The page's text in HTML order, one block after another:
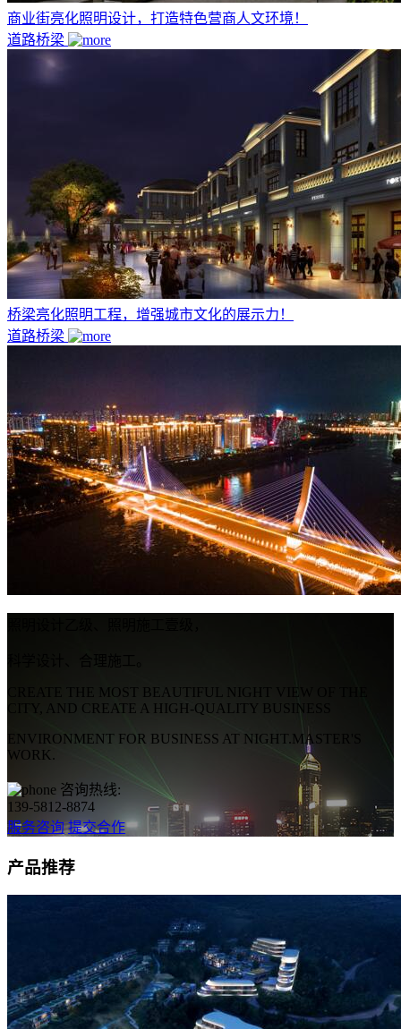
商业街亮化照明设计，打造特色营商人文环境！
道路桥梁
桥梁亮化照明工程，增强城市文化的展示力！
道路桥梁
CREATE THE MOST BEAUTIFUL NIGHT VIEW OF THE
CITY, AND CREATE A HIGH-QUALITY BUSINESS
ENVIRONMENT FOR BUSINESS AT NIGHT.MASTER'S
WORK.
咨询热线:
139-5812-8874
服务咨询 提交合作
产品推荐